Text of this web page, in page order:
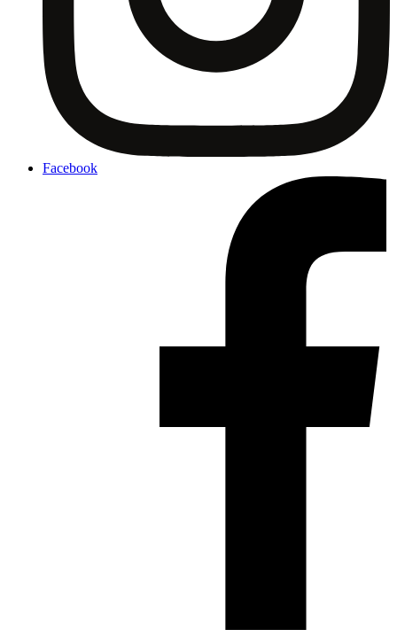
Facebook